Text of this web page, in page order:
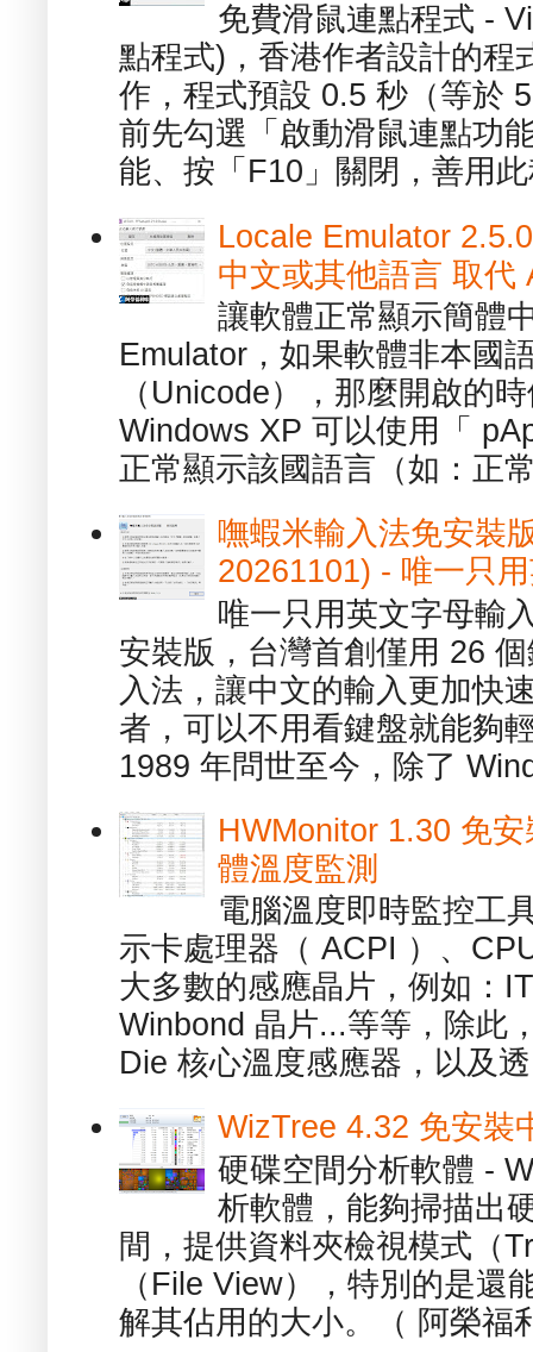
免費滑鼠連點程式 -
點程式)，香港作者設計的程
作，程式預設 0.5 秒（等於
前先勾選「啟動滑鼠連點功
能、按「F10」關閉，善用
Locale Emulator
中文或其他語言 取代
讓軟體正常顯示簡體
Emulator，如果軟體非本國
（Unicode），那麼開啟的
Windows XP 可以使用「
正常顯示該國語言（如：正
嘸蝦米輸入法免安裝
20261101) - 唯一只
唯一只用英文字母輸
安裝版，台灣首創僅用 26
入法，讓中文的輸入更加快
者，可以不用看鍵盤就能夠
1989 年問世至今，除了
HWMonitor 1.30 免
體溫度監測
電腦溫度即時監控工
示卡處理器（ ACPI ）、
大多數的感應晶片，例如：
Winbond 晶片...等等，除此
Die 核心溫度感應器，以及
WizTree 4.32 免安裝
硬碟空間分析軟體 -
析軟體，能夠掃描出
間，提供資料夾檢視模式（
（File View），特別的是還
解其佔用的大小。（ 阿榮福